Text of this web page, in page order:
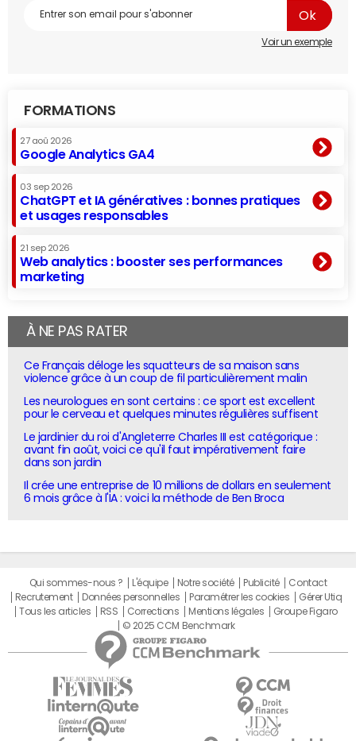
Voir un exemple
FORMATIONS
27 aoû 2026
Google Analytics GA4
03 sep 2026
ChatGPT et IA génératives : bonnes pratiques
et usages responsables
21 sep 2026
Web analytics : booster ses performances
marketing
À NE PAS RATER
Ce Français déloge les squatteurs de sa maison sans
violence grâce à un coup de fil particulièrement malin
Les neurologues en sont certains : ce sport est excellent
pour le cerveau et quelques minutes régulières suffisent
Le jardinier du roi d'Angleterre Charles III est catégorique :
avant fin août, voici ce qu'il faut impérativement faire
dans son jardin
Il crée une entreprise de 10 millions de dollars en seulement
6 mois grâce à l'IA : voici la méthode de Ben Broca
Qui sommes-nous ? L'équipe Notre société Publicité
Contact
Recrutement
Données personnelles Paramétrer les cookies
Gérer Utiq
Tous les articles
RSS Corrections Mentions légales
Groupe Figaro
© 2025 CCM Benchmark